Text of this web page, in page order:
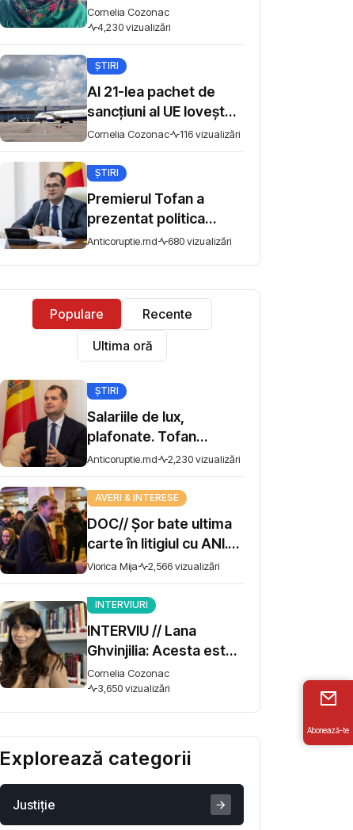
Kârgâzstan să
înceteze intimidarea
activiștilor pentru
libertatea întrunirilor
pașnice
Cornelia Cozonac
4,230 vizualizări
ȘTIRI
Al 21-lea pachet de
sancțiuni al UE lovește
sudul Rusiei: bănci,
aeroporturi și flota din
umbră
Cornelia Cozonac 116 vizualizări
ȘTIRI
Premierul Tofan a
prezentat politica
fiscală pentru
avocado să fie taxat la
fel ca un măr din
Moldova”
Anticoruptie.md 680 vizualizări
Populare
Recente
Ultima oră
ȘTIRI
Salariile de lux,
plafonate. Tofan
propune moratoriu
pentru prime și
bonusuri
Anticoruptie.md 2,230 vizualizări
AVERI & INTERESE
DOC// Șor bate ultima
carte în litigiul cu ANI.
Miza - 10 milioane de lei
Viorica Mija 2,566 vizualizări
INTERVIURI
INTERVIU // Lana
Ghvinjilia: Acesta este
și războiul nostru. Fără
victoria Ucrainei,
Georgia nu se poate
Cornelia Cozonac
3,650 vizualizări
Explorează categorii
Justiţie
Abonează-te